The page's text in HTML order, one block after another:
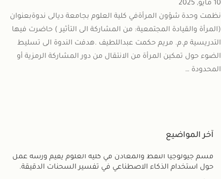
10 مايو, 2025
نظمت وحدة شؤون المرأةفي كلية العلوم بجامعة ديالى ندوةبعنوان
(المرأة والقيادة المجتمعية: من المشاركة الى التأثير ) حاضرت فيها
التدريسية م.م. مريم حكمت عبداللطيف .هدفت الندوة الى تسليط
الضوء حول تمكين المرأة من الانتقال من دور المشاركة الرمزية أو
المحدودة …
آخر المواضيع
قسم جيولوجيا النفط والمعادن في كلية العلوم يقيم ورشة عمل
حول استخدام الذكاء الاصطناعي في تفسير السحنات الدقيقة.